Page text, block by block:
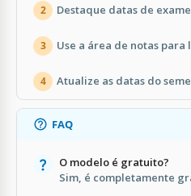
2 Destaque datas de
3 Use a área de notas
4 Atualize as datas do
FAQ
O modelo é gratuito?
Sim, é completamente